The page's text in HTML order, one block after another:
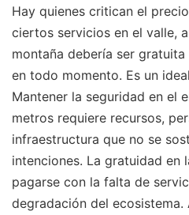
Hay quienes critican el
ciertos servicios en el valle,
montaña debería ser
en todo momento. Es un
Mantener la seguridad en el
metros requiere recursos,
infraestructura que no se
intenciones. La gratuidad en
pagarse con la falta de
degradación del ecosistema.